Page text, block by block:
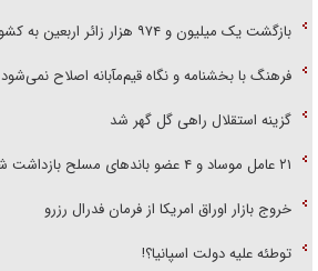
بازگشت یک میلیون و ۹۷۴ هزار زائر اربعین به کشور
فرهنگ با بخشنامه و نگاه قیم‌مآبانه اصلاح نمی‌شود
گزینه استقلال راهی گل گهر شد
۲۱ عامل موساد و ۴ عضو باند‌های مسلح بازداشت شدند
خروج بازار اوراق امریکا از فرمان فدرال رزرو
توطئه علیه دولت اسپانیا؟!